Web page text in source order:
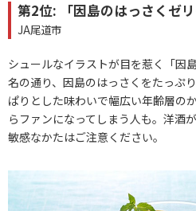
第2位: 「因島のはっさくゼリ
JA尾道市
シュールなイラストが目を惹く「因
名の通り、因島のはっさくをたっぷ
ぱりとした味わいで幅広い年齢層の
らファンになってしまう人も。洋酒
敏感なかたはご注意ください。